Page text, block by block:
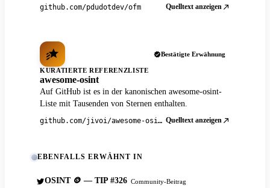
github.com/pdudotdev/ofm Quelltext anzeigen
Bestätigte Erwähnung
KURATIERTE REFERENZLISTE
awesome-osint
Auf GitHub ist es in der kanonischen awesome-osint-
Liste mit Tausenden von Sternen enthalten.
github.com/jivoi/awesome-osint Quelltext anzeigen
EBENFALLS ERWÄHNT IN
OSINT 🪙 — TIP #326 Community-Beitrag